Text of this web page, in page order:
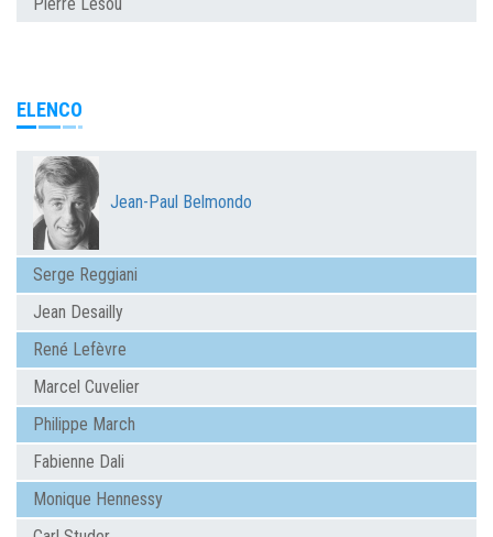
ELENCO
Jean-Paul Belmondo
Serge Reggiani
Jean Desailly
René Lefèvre
Marcel Cuvelier
Philippe March
Fabienne Dali
Monique Hennessy